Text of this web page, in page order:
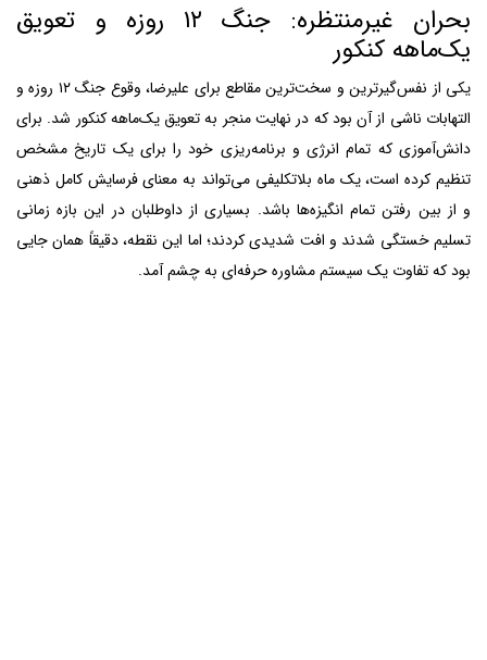
بحران غیرمنتظره: جنگ ۱۲ روزه و تعویق
یک‌ماهه کنکور
یکی از نفس‌گیرترین و سخت‌ترین مقاطع برای علیرضا، وقوع جنگ ۱۲ روزه و
التهابات ناشی از آن بود که در نهایت منجر به تعویق یک‌ماهه کنکور شد. برای
دانش‌آموزی که تمام انرژی و برنامه‌ریزی خود را برای یک تاریخ مشخص
تنظیم کرده است، یک ماه بلاتکلیفی می‌تواند به معنای فرسایش کامل ذهنی
و از بین رفتن تمام انگیزه‌ها باشد. بسیاری از داوطلبان در این بازه زمانی
تسلیم خستگی شدند و افت شدیدی کردند؛ اما این نقطه، دقیقاً همان جایی
بود که تفاوت یک سیستم مشاوره حرفه‌ای به چشم آمد.